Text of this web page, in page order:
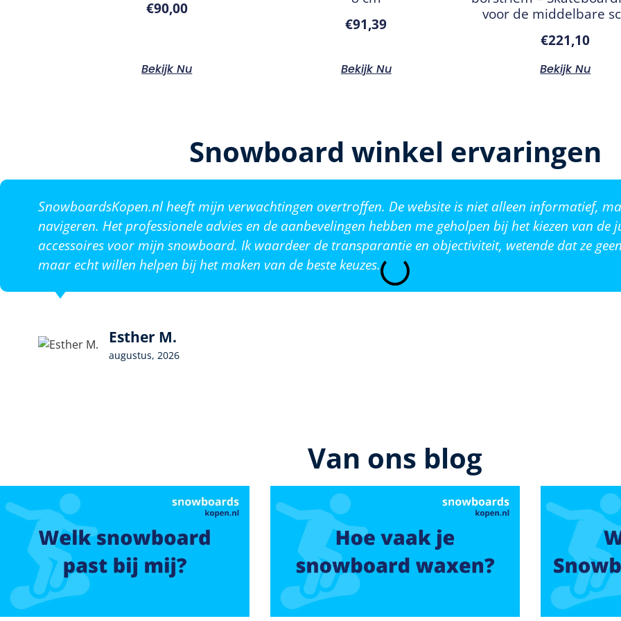
€90,00
Bekijk Nu
€91,39
Bekijk Nu
voor de middelbare
€221,10
Bekijk Nu
Snowboard winkel ervaringen
SnowboardsKopen.nl heeft mijn verwachtingen overtroffen. De website is niet alleen informatief,
navigeren. Het professionele advies en de aanbevelingen hebben me geholpen bij het kiezen van de
accessoires voor mijn snowboard. Ik waardeer de transparantie en objectiviteit, wetende dat ze
maar echt willen helpen bij het maken van de beste keuzes.
Esther M.
augustus, 2026
Van ons blog